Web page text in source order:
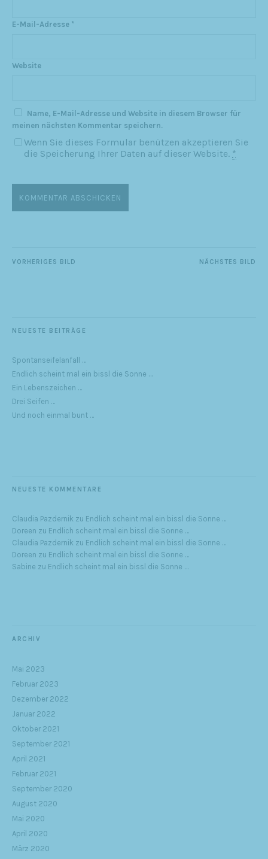
E-Mail-Adresse *
Website
Name, E-Mail-Adresse und Website in diesem Browser für
meinen nächsten Kommentar speichern.
Wenn Sie dieses Formular benützen akzeptieren Sie
die Speicherung Ihrer Daten auf dieser Website. *
NÄCHSTES BILD
VORHERIGES BILD
NEUESTE BEITRÄGE
Spontanseifelanfall …
Endlich scheint mal ein bissl die Sonne …
Ein Lebenszeichen …
Drei Seifen …
Und noch einmal bunt …
NEUESTE KOMMENTARE
Claudia Pazdernik zu Endlich scheint mal ein bissl die Sonne …
Doreen zu Endlich scheint mal ein bissl die Sonne …
Claudia Pazdernik zu Endlich scheint mal ein bissl die Sonne …
Doreen zu Endlich scheint mal ein bissl die Sonne …
Sabine zu Endlich scheint mal ein bissl die Sonne …
ARCHIV
Mai 2023
Februar 2023
Dezember 2022
Januar 2022
Oktober 2021
September 2021
April 2021
Februar 2021
September 2020
August 2020
Mai 2020
April 2020
März 2020